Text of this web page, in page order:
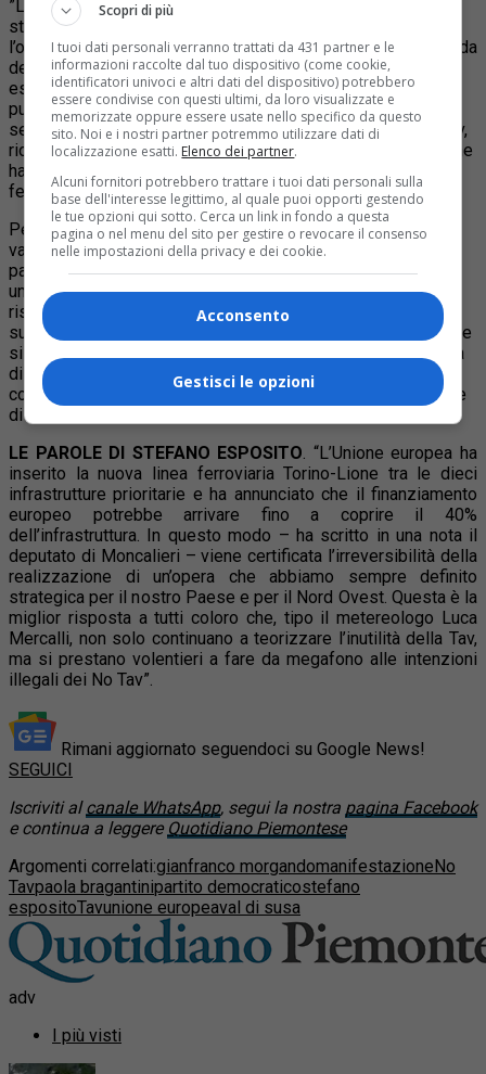
”Le modalità della sua organizzazione e gli obiettivi che la
stanno caratterizzando – sottolineano – confermano
l’opinione che abbiamo più volte espresso, e cioè che la guida
del movimento è stata assunta dalle componenti più
estremiste. Nessuna simpatia o contiguità, a nostro avviso,
può essere praticata da coloro che vogliono, in un dibattito
sereno, sostenere la propria contrarietà al progetto della Tav,
riconoscendo però la legittimità dei processi democratici che
hanno condotto alle decisioni assunte sulla nuova linea
ferroviaria Torino-Lione”.
Per Morgando e Bragantini, pertanto, ”l’invito dei dirigenti
valsusini del Pd, che condividiamo e facciamo nostro, a non
partecipare alla manifestazione di domenica, assume quindi
un significato che va al di là della preoccupazione per il
rischio di prevedibili violenze; implica anche un giudizio
sull’evoluzione del movimento, il rifiuto del clima di paura che
si sta instaurando in Valle di Susa. Fare convergere la nostra
distanza da queste posizioni – concludono – è la prima
condizione per tornare protagonisti della vita politica in Valle
di Susa”.
LE PAROLE DI STEFANO ESPOSITO. “L’Unione europea ha
inserito la nuova linea ferroviaria Torino-Lione tra le dieci
infrastrutture prioritarie e ha annunciato che il finanziamento
europeo potrebbe arrivare fino a coprire il 40%
dell’infrastruttura. In questo modo – ha scritto in una nota il
deputato di Moncalieri – viene certificata l’irreversibilità della
realizzazione di un’opera che abbiamo sempre definito
strategica per il nostro Paese e per il Nord Ovest. Questa è la
miglior risposta a tutti coloro che, tipo il metereologo Luca
Mercalli, non solo continuano a teorizzare l’inutilità della Tav,
ma si prestano volentieri a fare da megafono alle intenzioni
illegali dei No Tav”.
Rimani aggiornato seguendoci su Google News!
SEGUICI
Iscriviti alcanale WhatsApp, segui la nostra pagina Facebook
e continua a leggere Quotidiano Piemontese
Argomenti correlati:gianfranco morgandomanifestazioneNo
Tavpaola bragantinipartito democraticostefano
espositoTavunione europeaval di susa
adv
I più visti
Scopri di più
I tuoi dati personali verranno trattati da 431 partner e le
informazioni raccolte dal tuo dispositivo (come cookie,
identificatori univoci e altri dati del dispositivo) potrebbero
essere condivise con questi ultimi, da loro visualizzate e
memorizzate oppure essere usate nello specifico da questo
sito. Noi e i nostri partner potremmo utilizzare dati di
localizzazione esatti. Elenco dei partner.
Alcuni fornitori potrebbero trattare i tuoi dati personali sulla
base dell'interesse legittimo, al quale puoi opporti gestendo
le tue opzioni qui sotto. Cerca un link in fondo a questa
pagina o nel menu del sito per gestire o revocare il consenso
nelle impostazioni della privacy e dei cookie.
Acconsento
Gestisci le opzioni